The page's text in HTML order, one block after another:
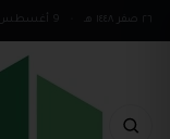
9 أغسطس 2026